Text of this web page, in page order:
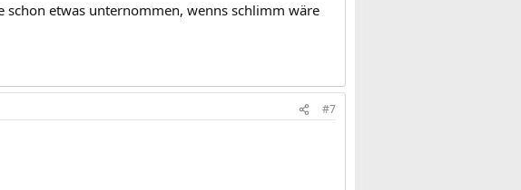
etwas unternommen, wenns schlimm wäre
#7